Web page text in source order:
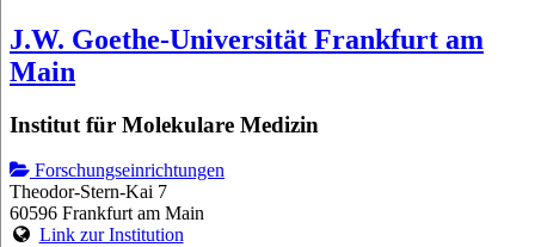
J.W. Goethe-Universität Frankfurt am
Main
Institut für Molekulare Medizin
Forschungseinrichtungen
Theodor-Stern-Kai 7
60596 Frankfurt am Main
Link zur Institution